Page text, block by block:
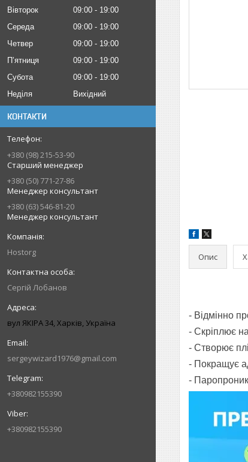
Вівторок
09:00
19:00
Середа
09:00
19:00
Четвер
09:00
19:00
Пʼятниця
09:00
19:00
Субота
09:00
19:00
Неділя
Вихідний
КОНТАКТИ
+380 (98) 215-53-90
Старший менеджер
+380 (50) 771-27-86
Менеджер консультант
+380 (63) 546-81-20
Менеджер консультант
Hostorg
Сергій Лобанов
вул ЯКІРА 34, Харків, Україна
sergeywizard1976@gmail.com
+380982155390
+380982155390
Опис
- Відмінно
- Скріплює
- Створює
- Покращує
-